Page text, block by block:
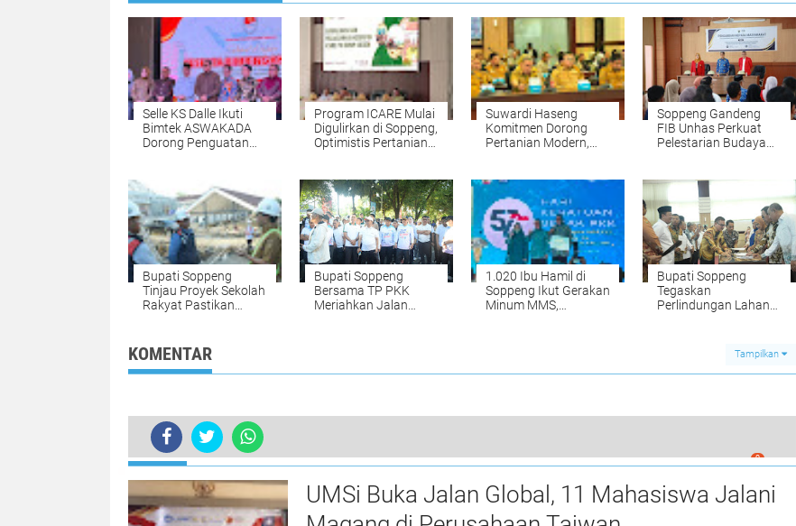
Selle KS Dalle Ikuti
Bimtek ASWAKADA
Dorong Penguatan
Program ICARE Mulai
Digulirkan di Soppeng,
Optimistis Pertanian
Suwardi Haseng
Komitmen Dorong
Pertanian Modern,
Soppeng Gandeng
FIB Unhas Perkuat
Pelestarian Budaya
Bupati Soppeng
Tinjau Proyek Sekolah
Rakyat Pastikan
Bupati Soppeng
Bersama TP PKK
Meriahkan Jalan
1.020 Ibu Hamil di
Soppeng Ikut Gerakan
Minum MMS,
Bupati Soppeng
Tegaskan
Perlindungan Lahan
KOMENTAR Tampilkan
Resmikan Posko Pemenangan, PAMMASE Diarak Puluhan Mobil Branding
0
TERKINI
UMSi Buka Jalan Global, 11 Mahasiswa Jalani